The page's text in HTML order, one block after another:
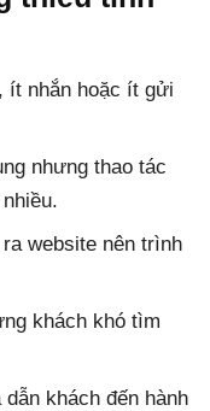
ít nhắn hoặc ít gửi
nhưng thao tác
website nên trình
khách khó tìm
khách đến hành